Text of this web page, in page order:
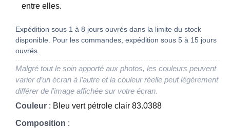
entre elles.
Expédition sous 1 à 8 jours ouvrés dans la limite du stock
disponible. Pour les commandes, expédition sous 5 à 15 jours
ouvrés.
Malgré tout le soin apporté aux photos, les couleurs peuvent
varier d’un écran à l’autre et la couleur réelle peut légèrement
différer de l’image affichée sur votre écran.
Couleur : Bleu vert pétrole clair 83.0388
Composition :